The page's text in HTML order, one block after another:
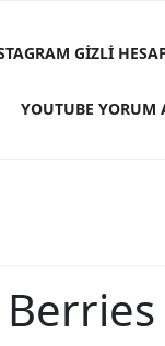
GIZLI
YOUTUBE YORUM